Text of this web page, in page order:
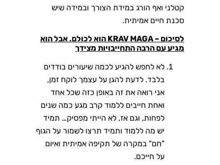
קטלני ואף הורג במידת הצורך ובמידה שיש
סכנת חיים אמיתית.
לסיכום – KRAV MAGA הוא לכולם. אבל הוא
מגיע עם הרבה התחייבויות מצידך
לא לחפש להגיע לכמה שיעורים בודדים
בלבד. לדעת להגן על עצמך לוקח זמן,
אני רואה את זה באופן כזה שכל אחד
ואחת חייבים ללמוד קרב מגע כמה שנים
לפחות, וגם אז, לא הייתי מפסיק… תמיד
יש מה ללמוד ותמיד תרצו לשמור על הגוף
"חם" במקרה של תקיפה אמיתית ואיום
על חייכם.